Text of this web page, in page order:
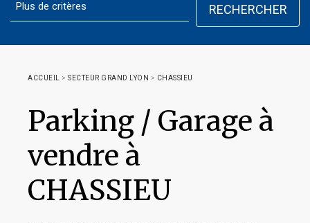
ACCUEIL > SECTEUR GRAND LYON > CHASSIEU
Parking / Garage à
vendre à
CHASSIEU